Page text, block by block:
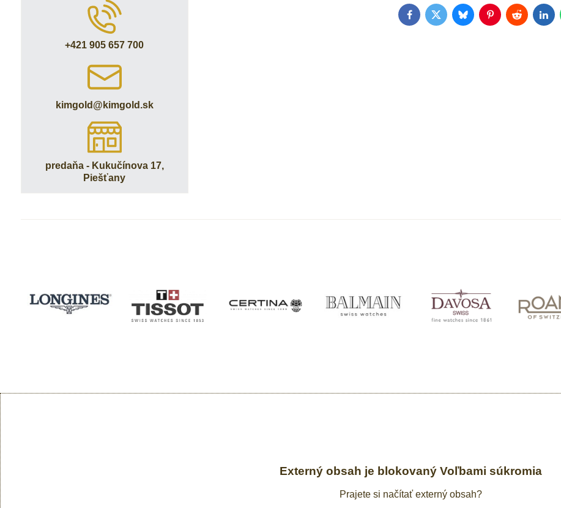
FacebookTwitterBlueskyPinterestReddit
+421 905 657 700
kimgold​@kimgold​.sk
predaňa - Kukučínova 17,
Piešťany
Externý obsah je blokovaný Voľbami súkromia
Prajete si načítať externý obsah?